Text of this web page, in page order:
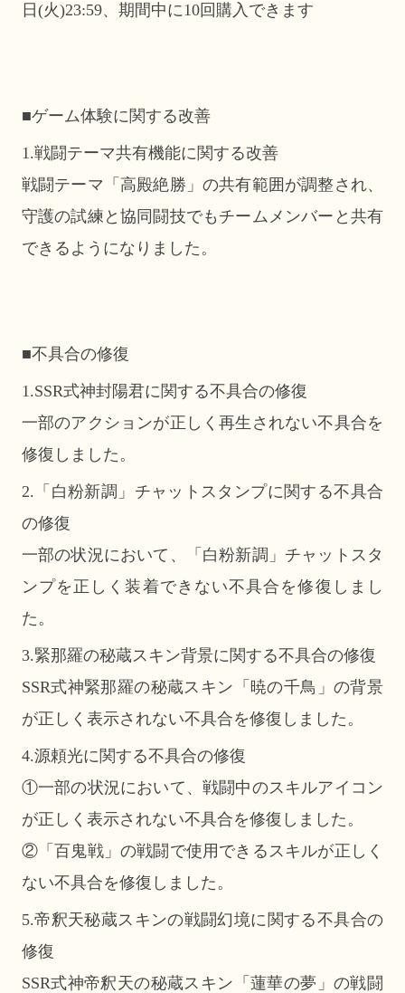
日(火)23:59、期間中に10回購入できます
■ゲーム体験に関する改善
1.戦闘テーマ共有機能に関する改善
戦闘テーマ「高殿絶勝」の共有範囲が調整され、
守護の試練と協同闘技でもチームメンバーと共有
できるようになりました。
■不具合の修復
1.SSR式神封陽君に関する不具合の修復
一部のアクションが正しく再生されない不具合を
修復しました。
2.「白粉新調」チャットスタンプに関する不具合
の修復
一部の状況において、「白粉新調」チャットスタ
ンプを正しく装着できない不具合を修復しまし
た。
3.緊那羅の秘蔵スキン背景に関する不具合の修復
SSR式神緊那羅の秘蔵スキン「暁の千鳥」の背景
が正しく表示されない不具合を修復しました。
4.源頼光に関する不具合の修復
①一部の状況において、戦闘中のスキルアイコン
が正しく表示されない不具合を修復しました。
②「百鬼戦」の戦闘で使用できるスキルが正しく
ない不具合を修復しました。
5.帝釈天秘蔵スキンの戦闘幻境に関する不具合の
修復
SSR式神帝釈天の秘蔵スキン「蓮華の夢」の戦闘